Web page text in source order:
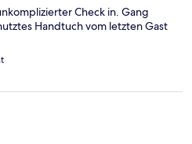
Check in. Gang
Handtuch vom letzten Gast